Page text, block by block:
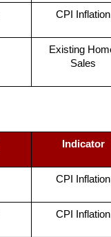
CPI Inflation
Existing
Sales
Indicator
CPI Inflation
CPI Inflation